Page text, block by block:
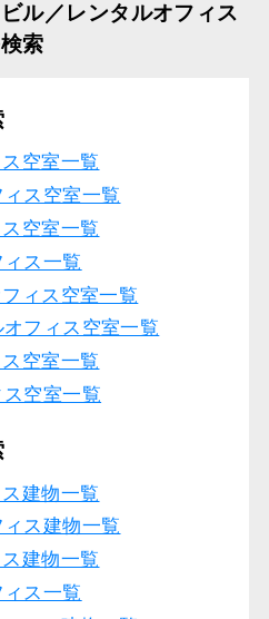
ル／レンタルオフィス
索
空室一覧
ス空室一覧
空室一覧
ス一覧
ィス空室一覧
フィス空室一覧
空室一覧
空室一覧
建物一覧
ス建物一覧
建物一覧
ス一覧